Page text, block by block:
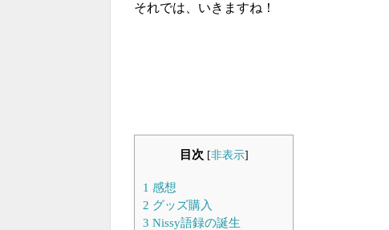
それでは、いきますね！
目次 [非表示]
1 感想
2 グッズ購入
3 Nissy語録の誕生